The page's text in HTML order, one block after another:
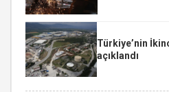
Türkiye’nin
açıklandı